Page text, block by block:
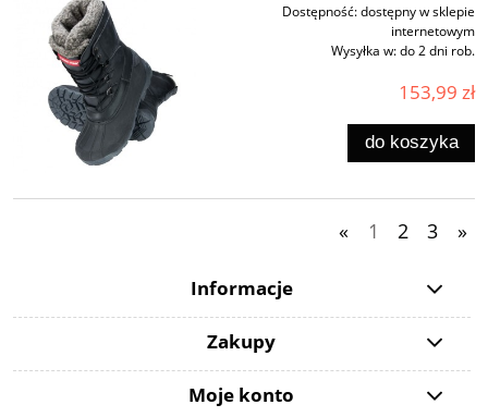
Dostępność:dostępny w sklepie
internetowym
Wysyłka w:do 2 dni rob.
153,99 zł
do koszyka
« 1 2 3 »
Informacje
Zakupy
Moje konto